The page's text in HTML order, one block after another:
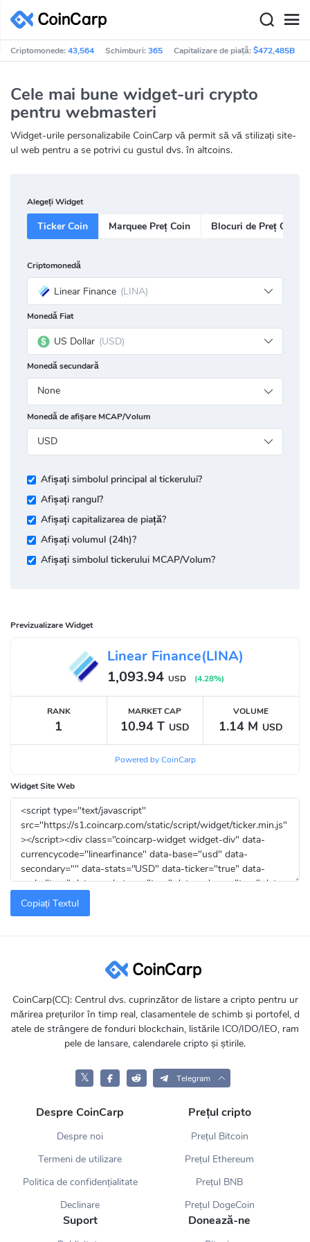
Criptomonede:43,564 Schimburi:365 Capitalizare de piață:$472,485B
Cele mai bune widget-uri crypto
pentru webmasteri
Widget-urile personalizabile CoinCarp vă permit să vă stilizați site-
ul web pentru a se potrivi cu gustul dvs. în altcoins.
Alegeți Widget
Ticker Coin Marquee Preț Coin Blocuri de Preț Coin
Criptomonedă
Linear Finance (LINA)
Monedă Fiat
US Dollar (USD)
Monedă secundară
None
Monedă de afișare MCAP/Volum
USD
Afișați simbolul principal al tickerului?
Afișați rangul?
Afișați capitalizarea de piață?
Afișați volumul (24h)?
Afișați simbolul tickerului MCAP/Volum?
Previzualizare Widget
Linear Finance(LINA)
1,093.94 USD (4.28%)
RANK
1
MARKET CAP
10.94 T USD
VOLUME
1.14 M USD
Powered by CoinCarp
Widget Site Web
Copiați Textul
CoinCarp(CC): Centrul dvs. cuprinzător de listare a cripto pentru ur
mărirea prețurilor în timp real, clasamentele de schimb și portofel, d
atele de strângere de fonduri blockchain, listările ICO/IDO/IEO, ram
pele de lansare, calendarele cripto și știrile.
𝕏 Telegram
Despre CoinCarp
Despre noi
Termeni de utilizare
Politica de confidențialitate
Declinare
Prețul cripto
Prețul Bitcoin
Prețul Ethereum
Prețul BNB
Prețul DogeCoin
Suport Donează-ne